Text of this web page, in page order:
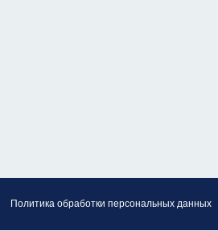
Политика обработки персональных данных